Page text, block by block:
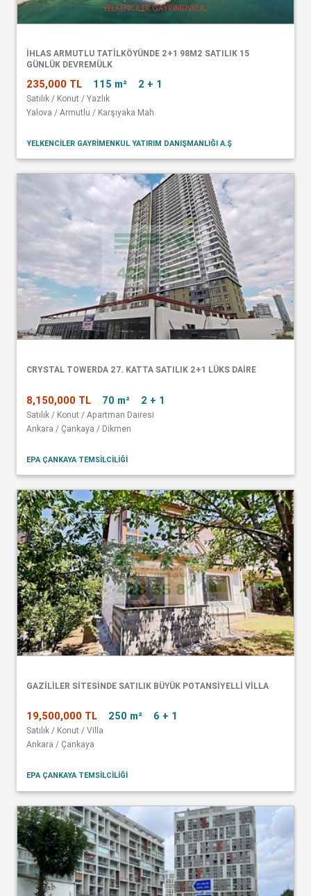
İHLAS ARMUTLU TATİLKÖYÜNDE 2+1 98M2 SATILIK 15
GÜNLÜK DEVREMÜLK
235,000 TL 115 m² 2 + 1
Satılık / Konut / Yazlık
Yalova / Armutlu / Karşıyaka Mah.
YELKENCİLER GAYRİMENKUL YATIRIM DANIŞMANLIĞI A.Ş
CRYSTAL TOWERDA 27. KATTA SATILIK 2+1 LÜKS DAİRE
8,150,000 TL 70 m² 2 + 1
Satılık / Konut / Apartman Dairesi
Ankara / Çankaya / Dikmen
EPA ÇANKAYA TEMSİLCİLİĞİ
GAZİLİLER SİTESİNDE SATILIK BÜYÜK POTANSİYELLİ VİLLA
19,500,000 TL 250 m² 6 + 1
Satılık / Konut / Villa
Ankara / Çankaya
EPA ÇANKAYA TEMSİLCİLİĞİ